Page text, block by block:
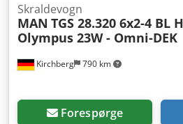
Kirchberg 790 km
Skraldevogn
MAN TGS 28.320 6x2-4 BL
Olympus 23W - Omni-DEK
Forespørge